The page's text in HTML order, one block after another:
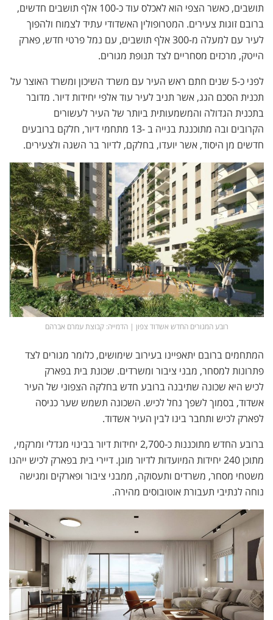
תושבים, כאשר הצפי הוא לאכלס עוד כ-100 אלף תושבים חדשים,
ברובם זוגות צעירים. המטרופולין האשדודי עתיד לצמוח ולהפוך
לעיר עם למעלה מ-300 אלף תושבים, עם נמל פרטי חדש, פארק
הייטק, מרכזים מסחריים לצד תנופת מגורים.
לפני כ-5 שנים חתם ראש העיר עם משרד השיכון ומשרד האוצר על
תכנית הסכם הגג, אשר תניב לעיר עוד אלפי יחידות דיור. מדובר
בתכנית הגדולה והמשמעותית ביותר של העיר לעשורים
הקרובים ובה מתוכננת בנייה ב -13 מתחמי דיור, חלקם ברובעים
חדשים מן היסוד, אשר יועדו, בחלקם, לדיור בר השגה ולצעירים.
רובע המגורים החדש אשדוד צפון | הדמייה: קבוצת עמרם אברהם
המתחמים ברובם יתאפיינו בעירוב שימושים, כלומר מגורים לצד
פתרונות למסחר, מבני ציבור ומשרדים. שכונת בית בפארק
לכיש היא שכונה שתיבנה ברובע חדש בחלקה הצפוני של העיר
אשדוד, בסמוך לשפך נחל לכיש. השכונה תשמש שער כניסה
לפארק לכיש ותחבר בינו לבין העיר אשדוד.
ברובע החדש מתוכננות כ-2,700 יחידות דיור בבינוי מגדלי ומרקמי,
מתוכן 240 יחידות המיועדות לדיור מוגן. דיירי בית בפארק לכיש ייהנו
משטחי מסחר, משרדים ותעסוקה, ממבני ציבור ופארקים ומגישה
נוחה לנתיבי תעבורת אוטובוסים מהירה.